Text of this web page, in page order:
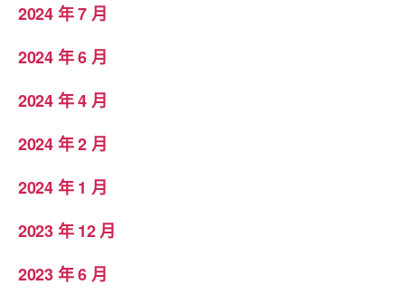
2024 年 7 月
2024 年 6 月
2024 年 4 月
2024 年 2 月
2024 年 1 月
2023 年 12 月
2023 年 6 月